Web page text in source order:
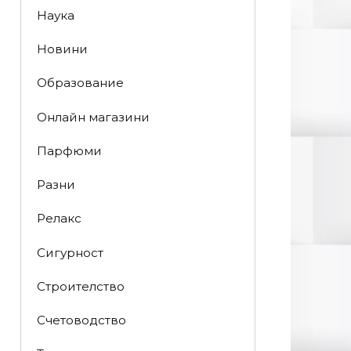
Наука
Новини
Образование
Онлайн магазини
Парфюми
Разни
Релакс
Сигурност
Строителство
Счетоводство